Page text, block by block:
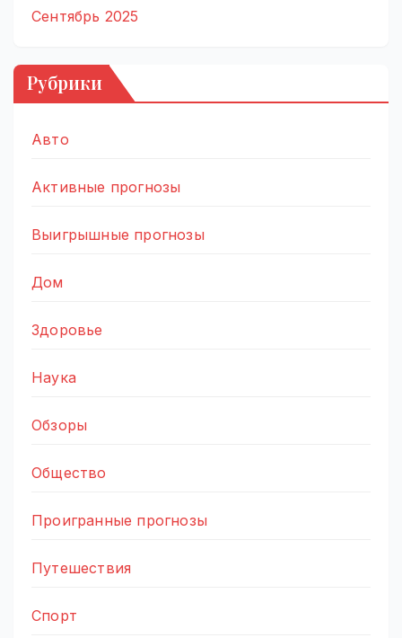
Сентябрь 2025
Рубрики
Авто
Активные прогнозы
Выигрышные прогнозы
Дом
Здоровье
Наука
Обзоры
Общество
Проигранные прогнозы
Путешествия
Спорт